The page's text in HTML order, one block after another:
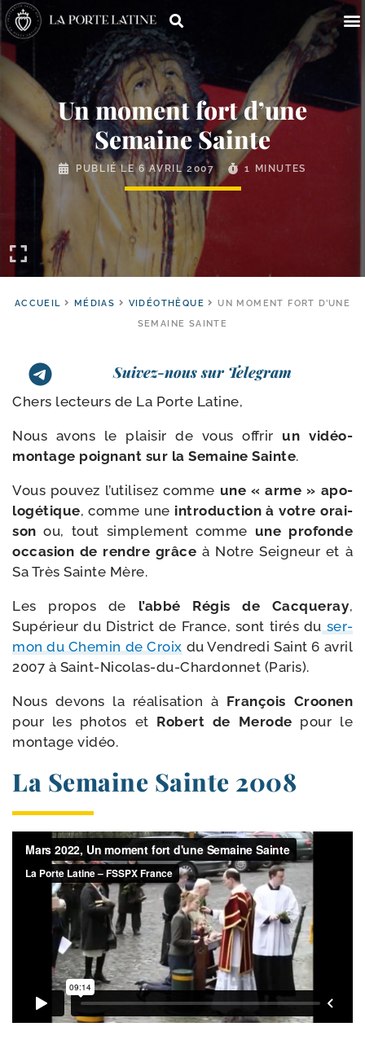
Un moment fort d’une
Semaine Sainte
PUBLIÉ LE6 AVRIL 2007 1 MINUTES
ACCUEIL MÉDIAS VIDÉOTHÈQUE
UN MOMENT FORT D’UNE
SEMAINE SAINTE
Suivez-nous sur Telegram
Chers lec­teurs de La Porte Latine,
Nous avons le plai­sir de vous offrir un vidéo-​
montage poi­gnant sur la Semaine Sainte.
Vous pou­vez l’u­ti­li­sez comme une « arme » apo­
lo­gé­tique, comme une intro­duc­tion à votre orai­
son ou, tout sim­ple­ment comme une pro­fonde
occa­sion de rendre grâce à Notre Seigneur et à
Sa Très Sainte Mère.
Les pro­pos de l’ab­bé Régis de Cacqueray,
Supérieur du District de France, sont tirés duser­
mon du Chemin de Croixdu Vendredi Saint 6 avril
2007 à Saint-​Nicolas-​du-​Chardonnet (Paris).
Nous devons la réa­li­sa­tion à François Croonen
pour les pho­tos et Robert de Merode pour le
mon­tage vidéo.
La Semaine Sainte 2008